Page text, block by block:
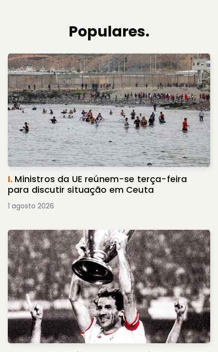
Populares.
I. Ministros da UE reúnem-se terça-feira
para discutir situação em Ceuta
1 agosto 2026